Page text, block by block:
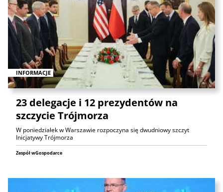
INFORMACJE
23 delegacje i 12 prezydentów na
szczycie Trójmorza
W poniedziałek w Warszawie rozpoczyna się dwudniowy szczyt
Inicjatywy Trójmorza
Zespół wGospodarce